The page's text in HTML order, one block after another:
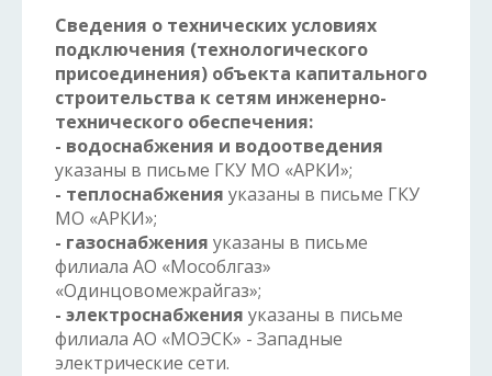
Сведения о технических условиях
подключения (технологического
присоединения) объекта капитального
строительства к сетям инженерно-
технического обеспечения:
- водоснабжения и водоотведения
указаны в письме ГКУ МО «АРКИ»;
- теплоснабжения указаны в письме ГКУ
МО «АРКИ»;
- газоснабжения указаны в письме
филиала АО «Мособлгаз»
«Одинцовомежрайгаз»;
- электроснабжения указаны в письме
филиала АО «МОЭСК» - Западные
электрические сети.